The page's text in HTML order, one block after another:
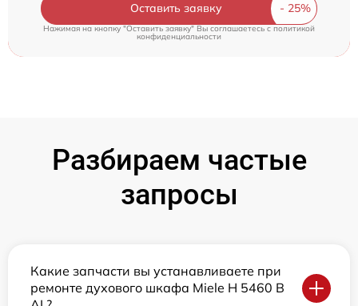
Оставить заявку
Нажимая на кнопку "Оставить заявку" Вы соглашаетесь cполитикой
конфиденциальности
Разбираем частые
запросы
Какие запчасти вы устанавливаете при
ремонте духового шкафа Miele H 5460 B